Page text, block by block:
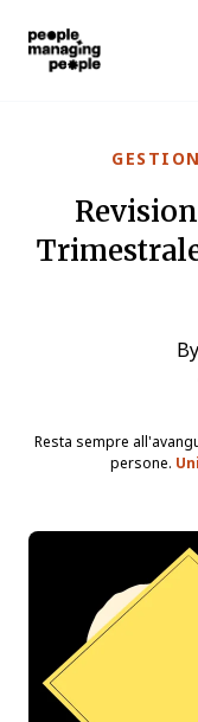
By
Resta sempre
persone.